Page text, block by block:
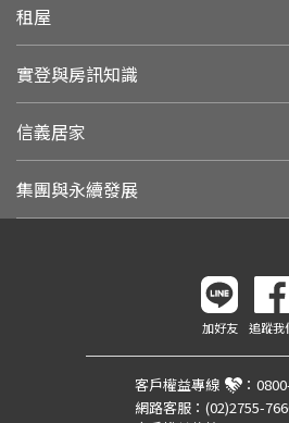
租屋
實登與房訊知識
信義居家
集團與永續發展
加好友 追蹤我
客戶權益專線 ：
網路客服： (02)2755-